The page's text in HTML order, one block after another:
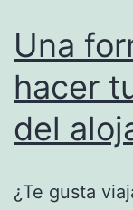
Una
hacer
del
¿Te gusta